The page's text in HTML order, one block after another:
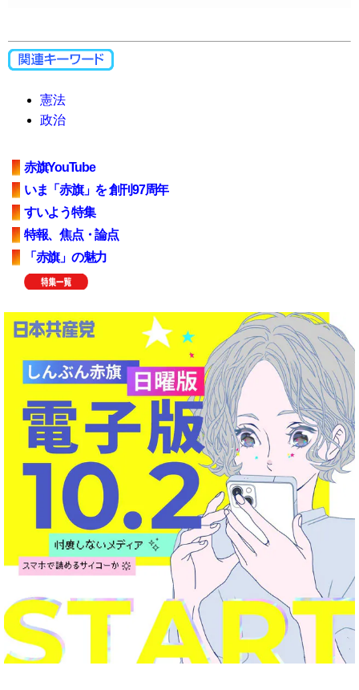
憲法
政治
赤旗YouTube
いま「赤旗」を 創刊97周年
すいよう特集
特報、焦点・論点
「赤旗」の魅力